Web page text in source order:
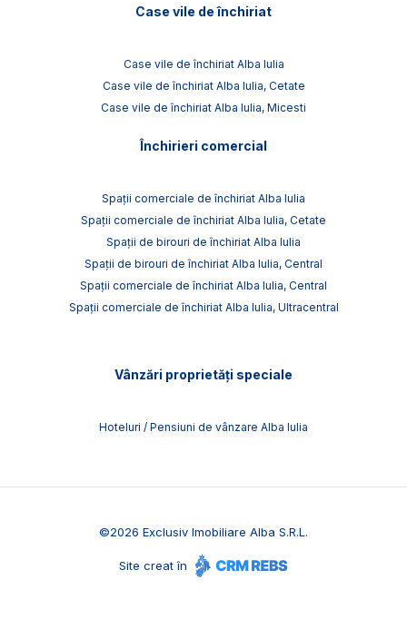
Case vile de închiriat
Case vile de închiriat Alba Iulia
Case vile de închiriat Alba Iulia, Cetate
Case vile de închiriat Alba Iulia, Micesti
Închirieri comercial
Spații comerciale de închiriat Alba Iulia
Spații comerciale de închiriat Alba Iulia, Cetate
Spații de birouri de închiriat Alba Iulia
Spații de birouri de închiriat Alba Iulia, Central
Spații comerciale de închiriat Alba Iulia, Central
Spații comerciale de închiriat Alba Iulia, Ultracentral
Vânzări proprietăți speciale
Hoteluri / Pensiuni de vânzare Alba Iulia
©2026 Exclusiv Imobiliare Alba S.R.L.
Site creat în